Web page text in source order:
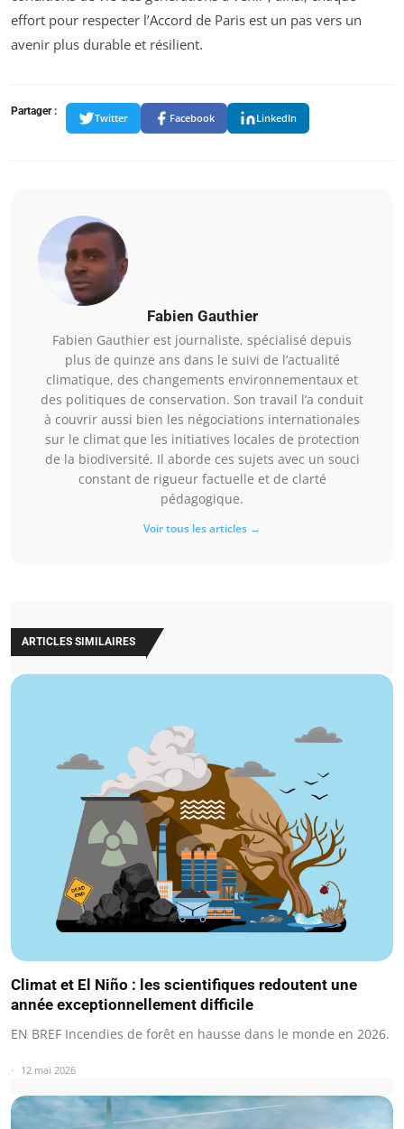
effort pour respecter l’Accord de Paris est un pas vers un
avenir plus durable et résilient.
Partager :
Twitter Facebook LinkedIn
Fabien Gauthier
Fabien Gauthier est journaliste, spécialisé depuis
plus de quinze ans dans le suivi de l’actualité
climatique, des changements environnementaux et
des politiques de conservation. Son travail l’a conduit
à couvrir aussi bien les négociations internationales
sur le climat que les initiatives locales de protection
de la biodiversité. Il aborde ces sujets avec un souci
constant de rigueur factuelle et de clarté
pédagogique.
Voir tous les articles →
ARTICLES SIMILAIRES
Climat et El Niño : les scientifiques redoutent une
année exceptionnellement difficile
EN BREF Incendies de forêt en hausse dans le monde en 2026.
12 mai 2026